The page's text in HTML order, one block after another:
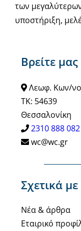
Βρείτε μας
Λεωφ. Κων/
ΤΚ: 54639
Θεσσαλονίκη
2310 888 082
wc@wc.gr
Σχετικά
Νέα & άρθρα
Εταιρικό
των
υποστήριξη,